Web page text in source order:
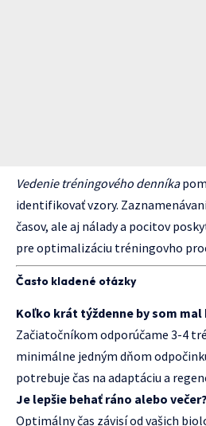
Vedenie tréningového denníka
identifikovať vzory.
časov, ale aj nálady a pocitov
pre optimalizáciu tréningovho
Často kladené otázky
Koľko krát týždenne by som
Začiatočníkom odporúčame 3-4
minimálne jedným dňom
potrebuje čas na adaptáciu a
Je lepšie behať ráno alebo večer?
Optimálny čas závisí od vašich